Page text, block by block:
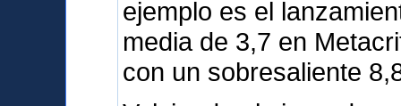
ejemplo es el
media de 3,7 en
con un sobresaliente